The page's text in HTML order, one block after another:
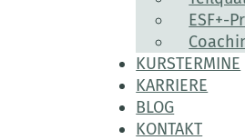
ESF+-
KURSTERMINE
KARRIERE
BLOG
KONTAKT